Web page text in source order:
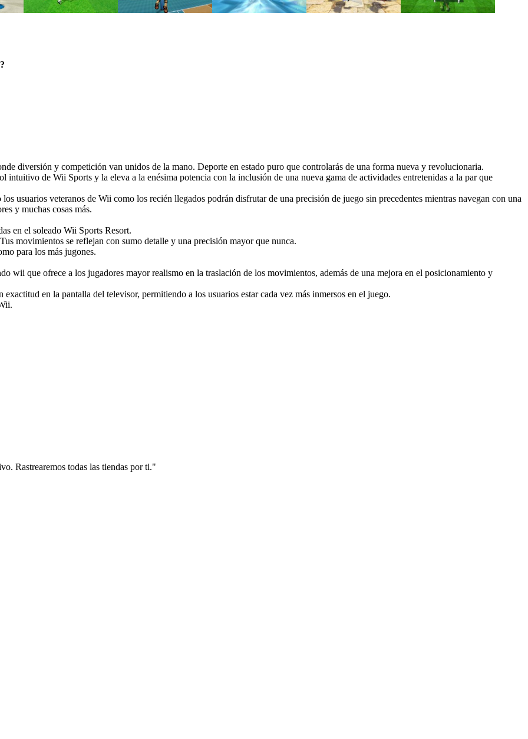
diversión y competición van unidos de la mano. Deporte en estado puro que controlarás de una forma nueva y revolucionaria.
intuitivo de Wii Sports y la eleva a la enésima potencia con la inclusión de una nueva gama de actividades entretenidas a la par que
usuarios veteranos de Wii como los recién llegados podrán disfrutar de una precisión de juego sin precedentes mientras navegan con una
y muchas cosas más.
en el soleado Wii Sports Resort.
movimientos se reflejan con sumo detalle y una precisión mayor que nunca.
para los más jugones.
wii que ofrece a los jugadores mayor realismo en la traslación de los movimientos, además de una mejora en el posicionamiento y
en la pantalla del televisor, permitiendo a los usuarios estar cada vez más inmersos en el juego.
Rastrearemos todas las tiendas por ti."